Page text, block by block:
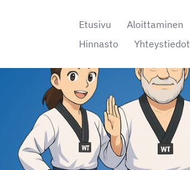
Etusivu Aloittaminen
Hinnasto
Yhteystiedot